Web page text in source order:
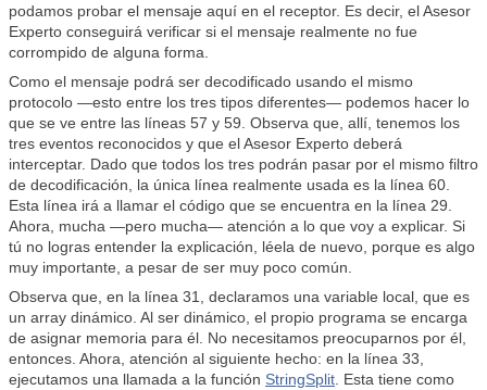
podamos probar el mensaje aquí en el receptor. Es decir, el Asesor
Experto conseguirá verificar si el mensaje realmente no fue
corrompido de alguna forma.
Como el mensaje podrá ser decodificado usando el mismo
protocolo —esto entre los tres tipos diferentes— podemos hacer lo
que se ve entre las líneas 57 y 59. Observa que, allí, tenemos los
tres eventos reconocidos y que el Asesor Experto deberá
interceptar. Dado que todos los tres podrán pasar por el mismo filtro
de decodificación, la única línea realmente usada es la línea 60.
Esta línea irá a llamar el código que se encuentra en la línea 29.
Ahora, mucha —pero mucha— atención a lo que voy a explicar. Si
tú no logras entender la explicación, léela de nuevo, porque es algo
muy importante, a pesar de ser muy poco común.
Observa que, en la línea 31, declaramos una variable local, que es
un array dinámico. Al ser dinámico, el propio programa se encarga
de asignar memoria para él. No necesitamos preocuparnos por él,
entonces. Ahora, atención al siguiente hecho: en la línea 33,
ejecutamos una llamada a la función StringSplit . Esta tiene como